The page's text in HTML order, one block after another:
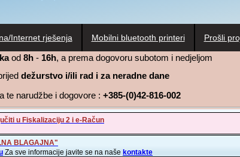
Internet rješenja Mobilni bluetooth printeri Prošli
od 8h- 16h, a prema dogovoru subotom i nedjeljom
dežurstvo i/ili rad i za neradne dane
te narudžbe i dogovore : +385-(0)42-816-002
u Fiskalizaciju 2 i e-Račun
BLAGAJNA"
Za sve informacije javite se na naše kontakte